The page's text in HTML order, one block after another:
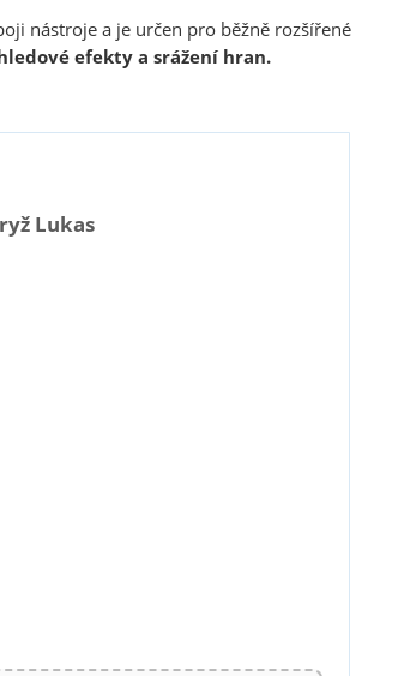
nástroje a je určen pro běžně rozšířené
efekty a srážení hran.
Lukas